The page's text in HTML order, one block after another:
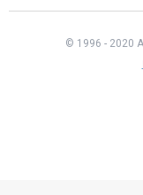
© 1996 - 2020